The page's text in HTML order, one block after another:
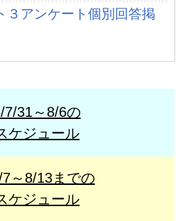
３アンケート個別回答掲
7/31～8/6の
ケジュール
～8/13までの
ケジュール